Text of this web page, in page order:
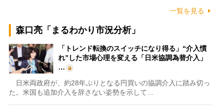
一覧を見る
森口亮「まるわかり市況分析」
「トレンド転換のスイッチになり得る」“介入慣
れ”した市場心理を変える「日米協調為替介入」
…
日米両政府が、約28年ぶりとなる円買いの協調介入に踏み切っ
た。米国も追加介入を辞さない姿勢を示して…